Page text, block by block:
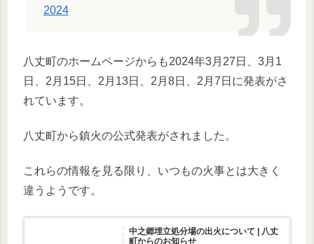
2024
八丈町のホームページからも2024年3月27日、3月1
日、2月15日、2月13日、2月8日、2月7日に発表がさ
れています。
八丈町から鎮火の公式発表がされました。
これらの情報を見る限り、いつもの火事とは大きく
違うようです。
中之郷埋立処分場の出火について | 八丈
町からのお知らせ